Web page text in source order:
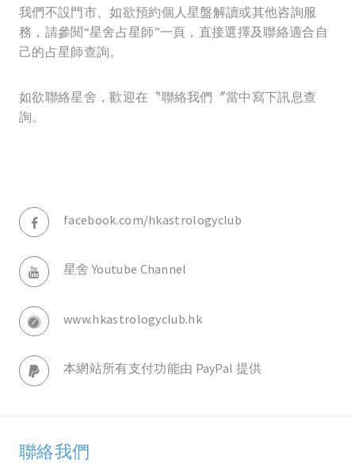
我們不設門市、如欲預約個人星盤解讀或其他咨詢服
務，請參閱“星舍占星師”一頁，直接選擇及聯絡適合自
己的占星師查詢。
如欲聯絡星舍，歡迎在〝聯絡我們〞當中寫下訊息查
詢。
facebook.com/hkastrologyclub
星舍 Youtube Channel
www.hkastrologyclub.hk
本網站所有支付功能由 PayPal 提供
聯絡我們